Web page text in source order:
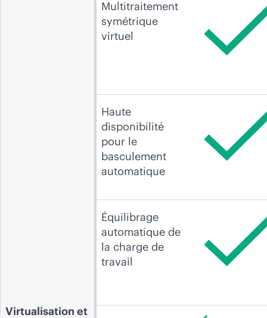
Virtualisation et
Multitraitement
symétrique
virtuel
Haute
disponibilité
pour le
basculement
automatique
Équilibrage
automatique de
la charge de
travail